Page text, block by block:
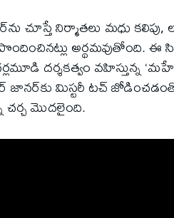
చూస్తే నిర్మాతలు మధు
అర్థమవుతోంది.
దర్శకత్వం వహిస్తున్న
జానర్‌కు మిస్టరీ టచ్
చర్చ మొదలైంది.